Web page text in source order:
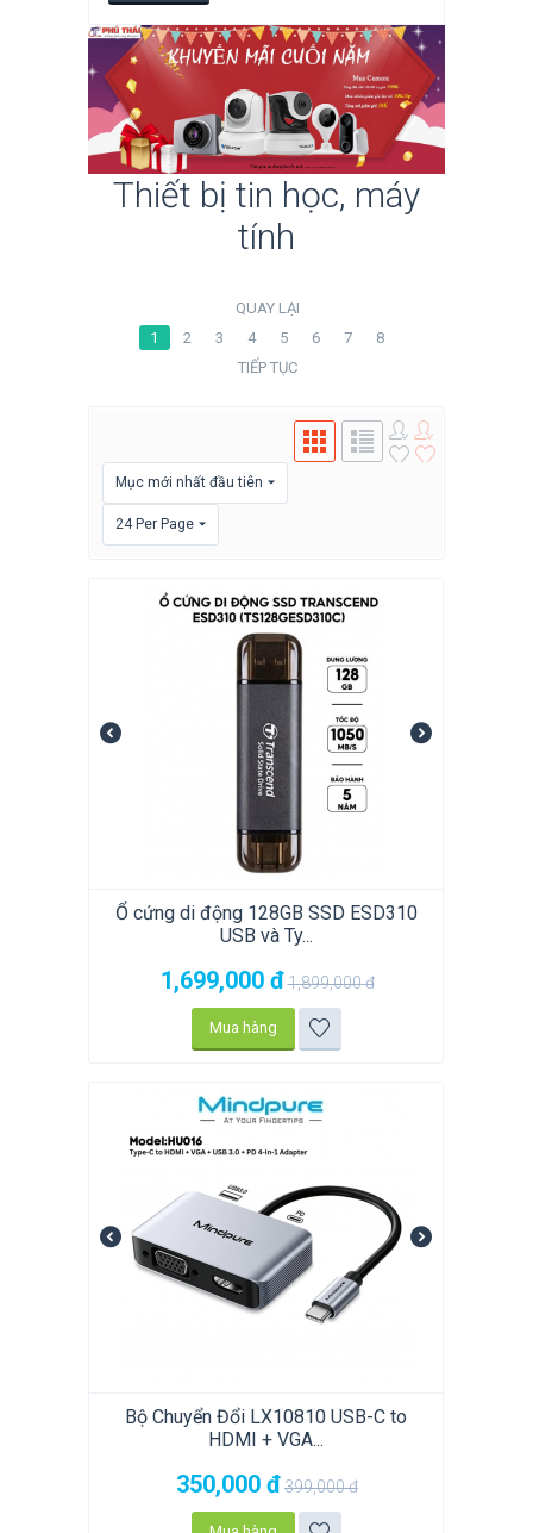
Thiết bị tin học, máy
tính
QUAY LẠI
1
2 3 4 5 6 7
8
TIẾP TỤC
Mục mới nhất đầu tiên
24 Per Page
Ổ cứng di động 128GB SSD ESD310
USB và Ty...
1,699,000 đ1,899,000đ
Mua hàng
Bộ Chuyển Đổi LX10810 USB-C to
HDMI + VGA...
350,000 đ399,000đ